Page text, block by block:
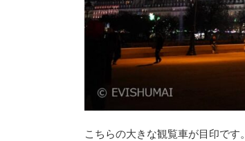
こちらの大きな観覧車が目印です。